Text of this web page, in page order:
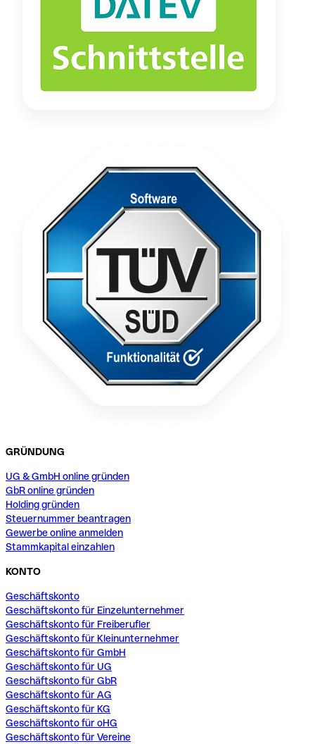
GRÜNDUNG
UG & GmbH online gründen
GbR online gründen
Holding gründen
Steuernummer beantragen
Gewerbe online anmelden
Stammkapital einzahlen
KONTO
Geschäftskonto
Geschäftskonto für Einzelunternehmer
Geschäftskonto für Freiberufler
Geschäftskonto für Kleinunternehmer
Geschäftskonto für GmbH
Geschäftskonto für UG
Geschäftskonto für GbR
Geschäftskonto für AG
Geschäftskonto für KG
Geschäftskonto für oHG
Geschäftskonto für Vereine